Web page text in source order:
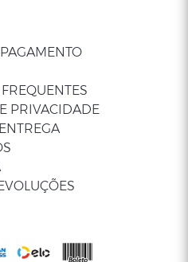
PRIVACIDADE